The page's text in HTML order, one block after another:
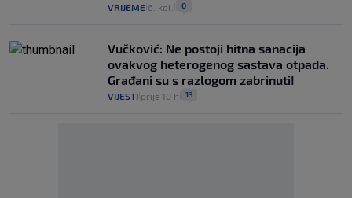
VRIJEME 6. kol. 0
Vučković: Ne postoji hitna sanacija
ovakvog heterogenog sastava otpada.
Građani su s razlogom zabrinuti!
VIJESTI prije 10 h 13